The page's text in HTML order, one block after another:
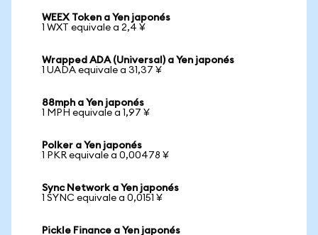
WEEX Token a Yen japonés
1 WXT equivale a 2,4 ¥
Wrapped ADA (Universal) a Yen japonés
1 UADA equivale a 31,37 ¥
88mph a Yen japonés
1 MPH equivale a 1,97 ¥
Polker a Yen japonés
1 PKR equivale a 0,00478 ¥
Sync Network a Yen japonés
1 SYNC equivale a 0,0151 ¥
Pickle Finance a Yen japonés